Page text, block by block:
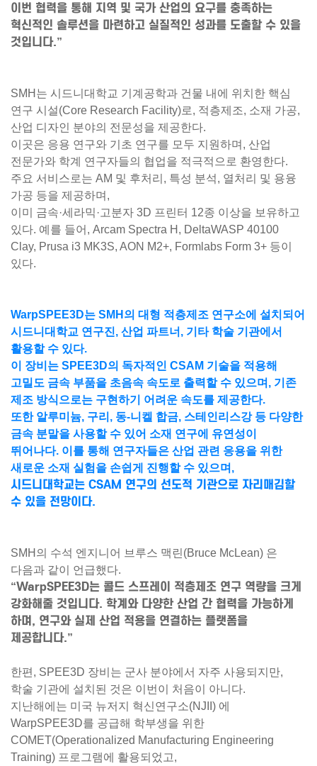
이번 협력을 통해 지역 및 국가 산업의 요구를 충족하는
혁신적인 솔루션을 마련하고 실질적인 성과를 도출할 수 있을
것입니다.”
SMH는 시드니대학교 기계공학과 건물 내에 위치한 핵심
연구 시설(Core Research Facility)로, 적층제조, 소재 가공,
산업 디자인 분야의 전문성을 제공한다.
이곳은 응용 연구와 기초 연구를 모두 지원하며, 산업
전문가와 학계 연구자들의 협업을 적극적으로 환영한다.
주요 서비스로는 AM 및 후처리, 특성 분석, 열처리 및 용융
가공 등을 제공하며,
이미 금속·세라믹·고분자 3D 프린터 12종 이상을 보유하고
있다. 예를 들어, Arcam Spectra H, DeltaWASP 40100
Clay, Prusa i3 MK3S, AON M2+, Formlabs Form 3+ 등이
있다.
WarpSPEE3D는 SMH의 대형 적층제조 연구소에 설치되어
시드니대학교 연구진, 산업 파트너, 기타 학술 기관에서
활용할 수 있다.
이 장비는 SPEE3D의 독자적인 CSAM 기술을 적용해
고밀도 금속 부품을 초음속 속도로 출력할 수 있으며, 기존
제조 방식으로는 구현하기 어려운 속도를 제공한다.
또한 알루미늄, 구리, 동-니켈 합금, 스테인리스강 등 다양한
금속 분말을 사용할 수 있어 소재 연구에 유연성이
뛰어나다. 이를 통해 연구자들은 산업 관련 응용을 위한
새로운 소재 실험을 손쉽게 진행할 수 있으며,
시드니대학교는 CSAM 연구의 선도적 기관으로 자리매김할
수 있을 전망이다.
SMH의 수석 엔지니어 브루스 맥린(Bruce McLean) 은
다음과 같이 언급했다.
“WarpSPEE3D는 콜드 스프레이 적층제조 연구 역량을 크게
강화해줄 것입니다. 학계와 다양한 산업 간 협력을 가능하게
하며, 연구와 실제 산업 적용을 연결하는 플랫폼을
제공합니다.”
한편, SPEE3D 장비는 군사 분야에서 자주 사용되지만,
학술 기관에 설치된 것은 이번이 처음이 아니다.
지난해에는 미국 뉴저지 혁신연구소(NJII) 에
WarpSPEE3D를 공급해 학부생을 위한
COMET(Operationalized Manufacturing Engineering
Training) 프로그램에 활용되었고,